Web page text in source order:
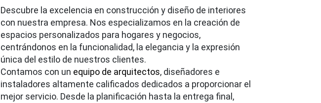
Descubre la excelencia en construcción y diseño de interiores
con nuestra empresa. Nos especializamos en la creación de
espacios personalizados para hogares y negocios,
centrándonos en la funcionalidad, la elegancia y la expresión
única del estilo de nuestros clientes.
Contamos con un equipo de arquitectos, diseñadores e
instaladores altamente calificados dedicados a proporcionar el
mejor servicio. Desde la planificación hasta la entrega final,